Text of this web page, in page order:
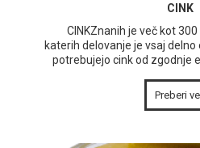
CINK
CINKZnanih je več kot
katerih delovanje je vsaj delno
potrebujejo cink od zgodnje
Preberi